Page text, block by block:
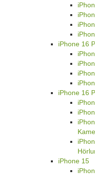
iPhone 16
iPhone 16
iPhone 15